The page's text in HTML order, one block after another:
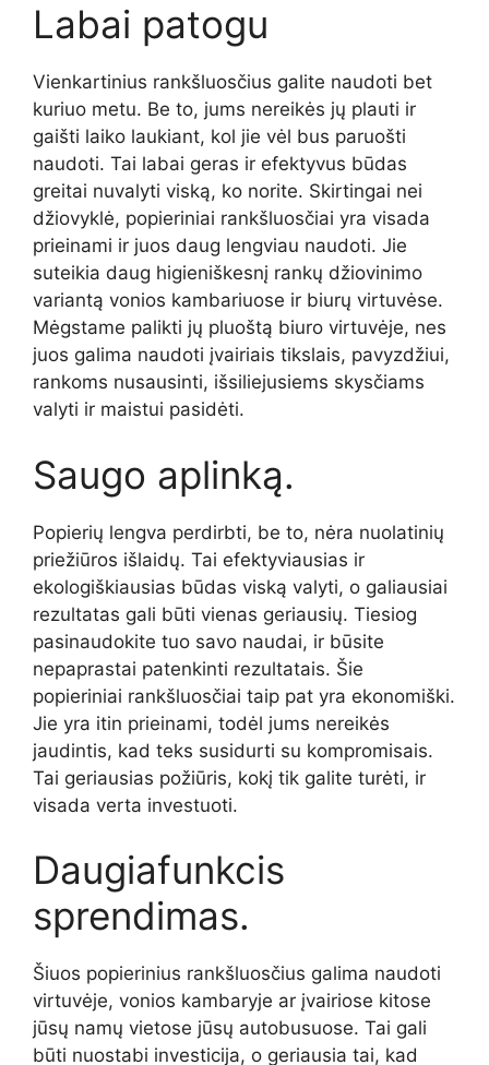
Labai patogu
Vienkartinius rankšluosčius galite naudoti bet
kuriuo metu. Be to, jums nereikės jų plauti ir
gaišti laiko laukiant, kol jie vėl bus paruošti
naudoti. Tai labai geras ir efektyvus būdas
greitai nuvalyti viską, ko norite. Skirtingai nei
džiovyklė, popieriniai rankšluosčiai yra visada
prieinami ir juos daug lengviau naudoti. Jie
suteikia daug higieniškesnį rankų džiovinimo
variantą vonios kambariuose ir biurų virtuvėse.
Mėgstame palikti jų pluoštą biuro virtuvėje, nes
juos galima naudoti įvairiais tikslais, pavyzdžiui,
rankoms nusausinti, išsiliejusiems skysčiams
valyti ir maistui pasidėti.
Saugo aplinką.
Popierių lengva perdirbti, be to, nėra nuolatinių
priežiūros išlaidų. Tai efektyviausias ir
ekologiškiausias būdas viską valyti, o galiausiai
rezultatas gali būti vienas geriausių. Tiesiog
pasinaudokite tuo savo naudai, ir būsite
nepaprastai patenkinti rezultatais. Šie
popieriniai rankšluosčiai taip pat yra ekonomiški.
Jie yra itin prieinami, todėl jums nereikės
jaudintis, kad teks susidurti su kompromisais.
Tai geriausias požiūris, kokį tik galite turėti, ir
visada verta investuoti.
Daugiafunkcis
sprendimas.
Šiuos popierinius rankšluosčius galima naudoti
virtuvėje, vonios kambaryje ar įvairiose kitose
jūsų namų vietose jūsų autobusuose. Tai gali
būti nuostabi investicija, o geriausia tai, kad